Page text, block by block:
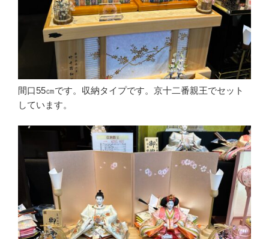
間口55㎝です。収納タイプです。京十二番親王でセット
しています。